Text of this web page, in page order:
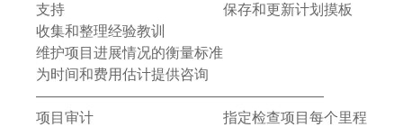
支持 保存和更新计划摸板
收集和整理经验教训
维护项目进展情况的衡量标准
为时间和费用估计提供咨询
————————————————————
项目审计 指定检查项目每个里程